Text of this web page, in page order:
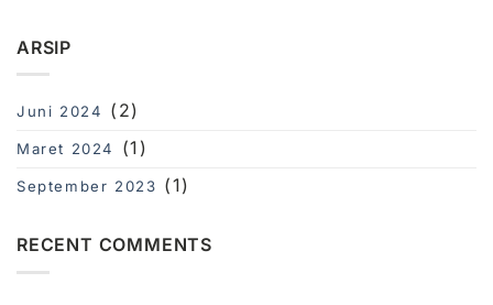
ARSIP
Juni 2024 (2)
Maret 2024 (1)
September 2023 (1)
RECENT COMMENTS